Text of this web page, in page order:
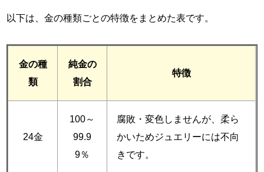
以下は、金の種類ごとの特徴をまとめた表です。
金の種
類
純金の
割合
特徴
24金
100～
99.9
9％
腐敗・変色しませんが、柔ら
かいためジュエリーには不向
きです。